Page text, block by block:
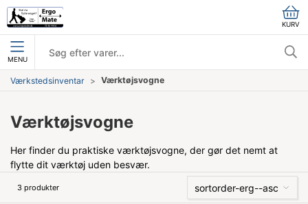
KURV
MENU
Værkstedsinventar Værktøjsvogne
Værktøjsvogne
Her finder du praktiske værktøjsvogne, der gør det nemt at
flytte dit værktøj uden besvær.
3 produkter sortorder-erg--asc